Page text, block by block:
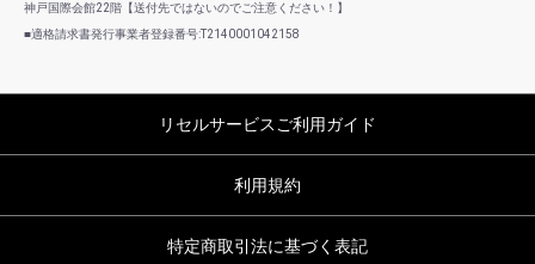
神戸国際会館22階【送付先ではないのでご注意ください！】
■適格請求書発行事業者登録番号:T2140001042158
リセルサービスご利用ガイド
利用規約
特定商取引法に基づく表記